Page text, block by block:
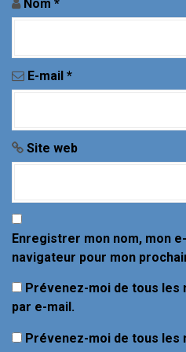
a
t
i
c
l
Nom *
E-mail *
Site web
Enregistrer mon nom, mon
navigateur pour mon
Prévenez-moi de tous les
par e-mail.
Prévenez-moi de tous les